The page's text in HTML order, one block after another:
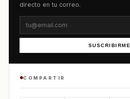
directo en tu correo.
SUSCRIBIRME
COMPARTIR